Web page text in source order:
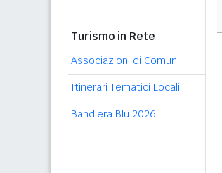
Turismo in Rete
Associazioni di Comuni
Itinerari Tematici Locali
Bandiera Blu 2026